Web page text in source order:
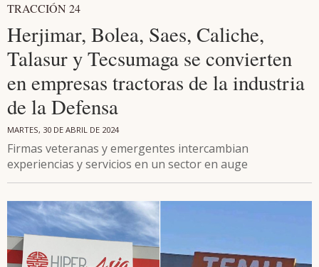
TRACCIÓN 24
Herjimar, Bolea, Saes, Caliche,
Talasur y Tecsumaga se convierten
en empresas tractoras de la industria
de la Defensa
MARTES, 30 DE ABRIL DE 2024
Firmas veteranas y emergentes intercambian
experiencias y servicios en un sector en auge